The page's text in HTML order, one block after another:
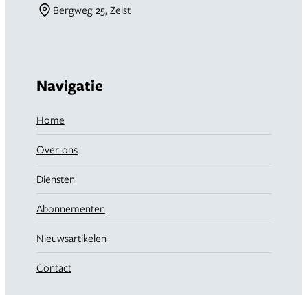
Bergweg 25, Zeist
Navigatie
Home
Over ons
Diensten
Abonnementen
Nieuwsartikelen
Contact